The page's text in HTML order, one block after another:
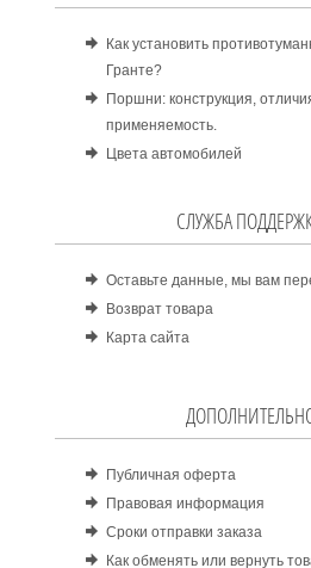
Как установить
Гранте?
Поршни: конструкция,
применяемость.
Цвета автомобилей
СЛУЖБА
Оставьте данные, мы вам
Возврат товара
Карта сайта
Публичная оферта
Правовая информация
Сроки отправки заказа
Как обменять или вернуть